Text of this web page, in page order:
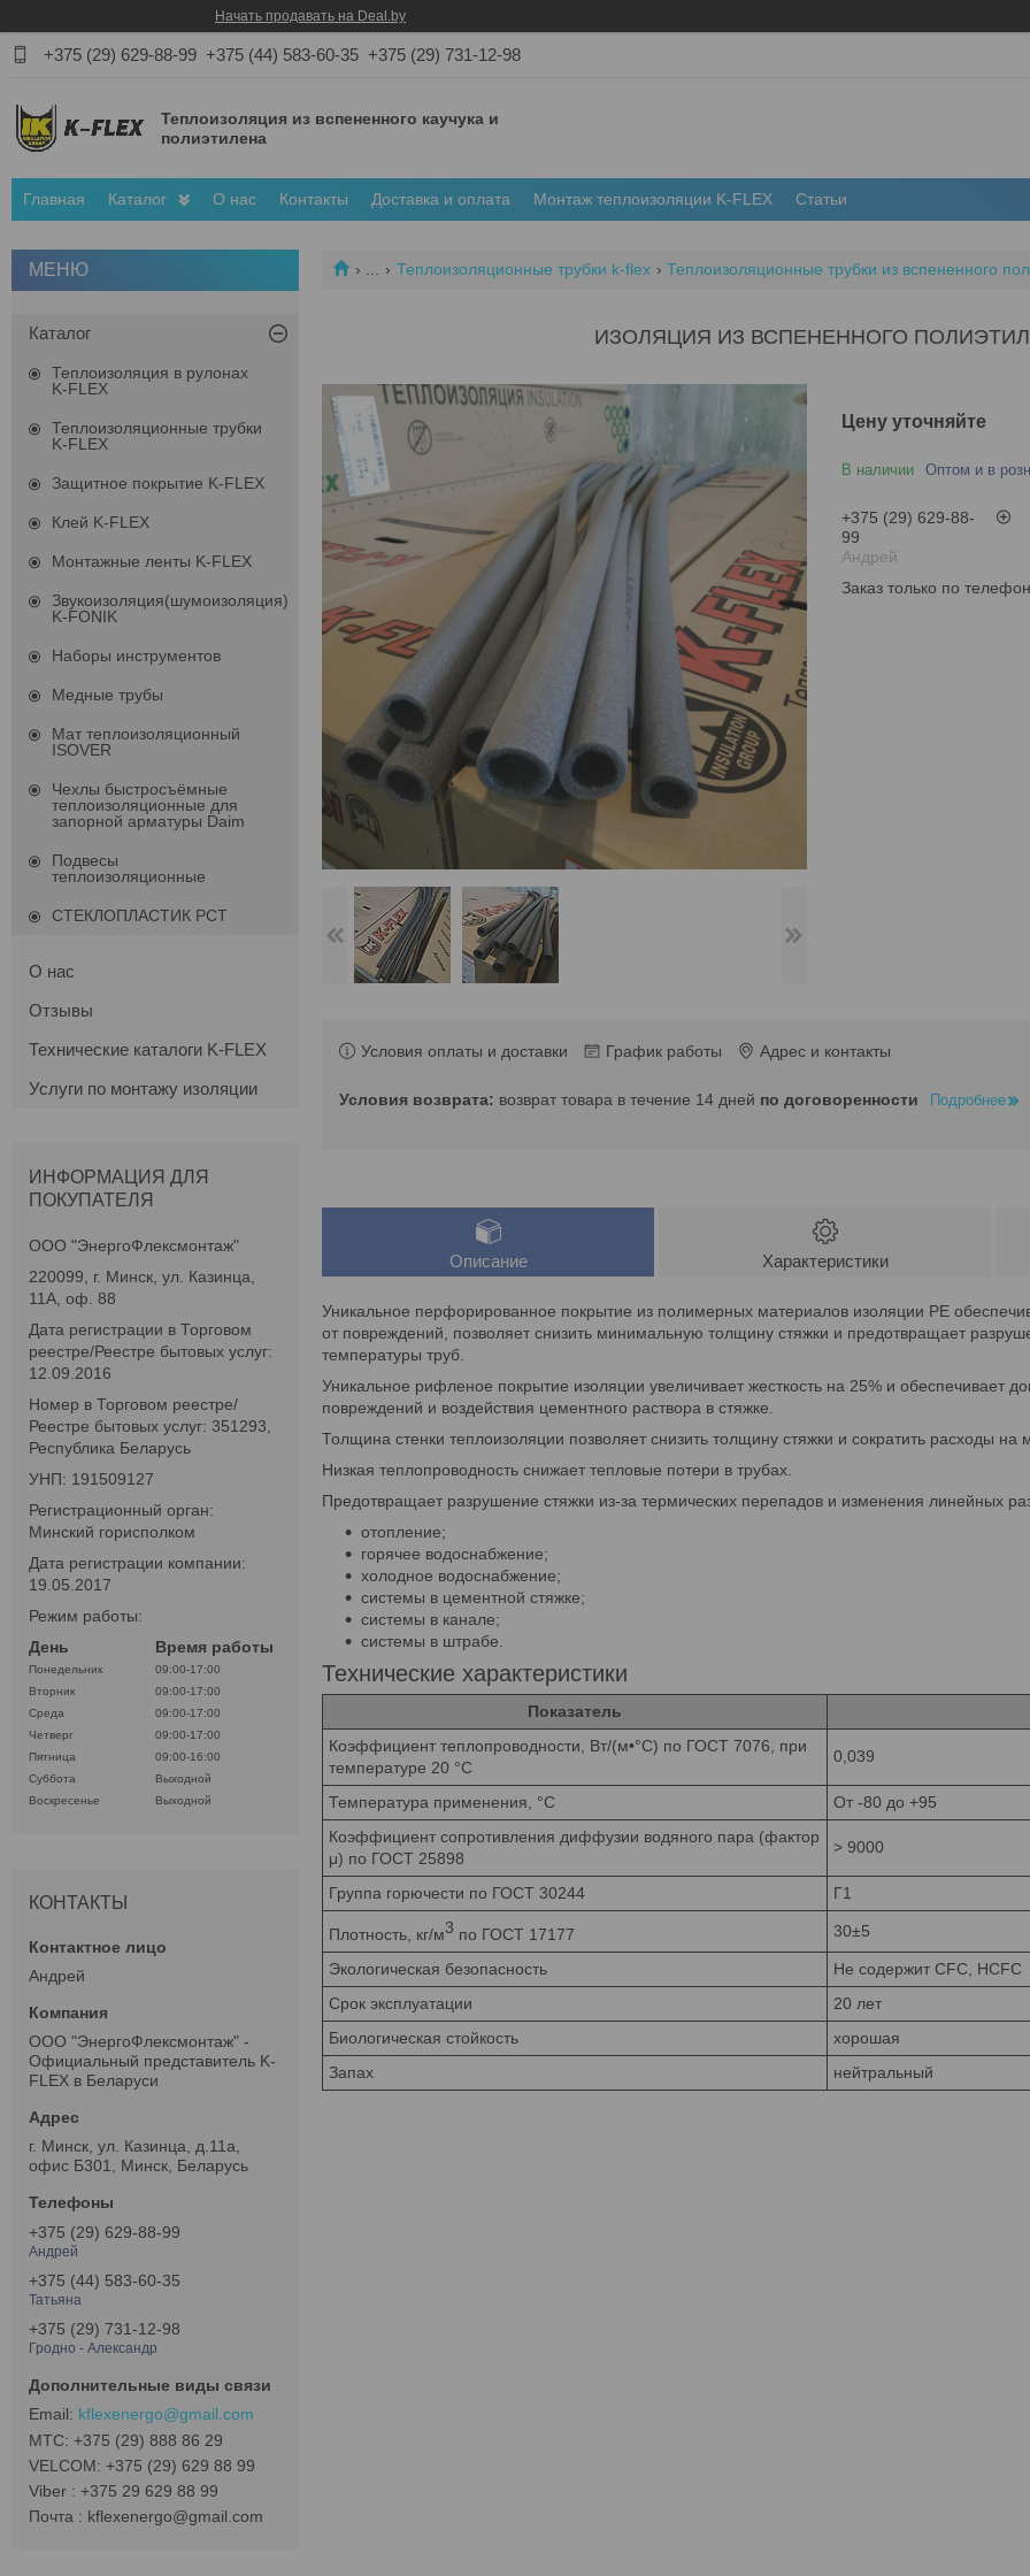
Начать продавать на Deal.by
+375 (29) 629-88-99 +375 (44) 583-60-35 +375 (29) 731-12-98
Теплоизоляция из вспененного каучука и
полиэтилена
Главная Каталог О нас Контакты Доставка и оплата Монтаж теплоизоляции K-FLEX Статьи
Теплоизоляционные трубки k-flex Теплоизоляционные трубки из вспененного
ИЗОЛЯЦИЯ ИЗ ВСПЕНЕННОГО
Цену уточняйте
В наличии Оптом и в
+375 (29) 629-88-
99
Андрей
Заказ только по
Условия оплаты и доставки График работы Адрес и контакты
возврат товара в течение 14 дней по договоренности Подробнее
Описание Характеристики
Уникальное перфорированное покрытие из полимерных материалов изоляции PE
от повреждений, позволяет снизить минимальную толщину стяжки и предотвращает
температуры труб.
Уникальное рифленое покрытие изоляции увеличивает жесткость на 25% и обеспечивает
повреждений и воздействия цементного раствора в стяжке.
Толщина стенки теплоизоляции позволяет снизить толщину стяжки и сократить расходы на
Низкая теплопроводность снижает тепловые потери в трубах.
Предотвращает разрушение стяжки из-за термических перепадов и изменения линейных
отопление;
горячее водоснабжение;
холодное водоснабжение;
системы в цементной стяжке;
системы в канале;
системы в штрабе.
Технические характеристики
Показатель
Коэффициент теплопроводности, Вт/(м•°C) по ГОСТ 7076, при
температуре 20 °С
0,039
Температура применения, °C
От -80 до +95
Коэффициент сопротивления диффузии водяного пара (фактор
μ) по ГОСТ 25898
> 9000
Группа горючести по ГОСТ 30244 Г1
Плотность, кг/м3 по ГОСТ 17177 30±5
Экологическая безопасность
Не содержит CFC, HCFC
Срок эксплуатации
20 лет
Биологическая стойкость
хорошая
Запах
нейтральный
Каталог
Теплоизоляция в рулонах
K-FLEX
Теплоизоляционные трубки
K-FLEX
Защитное покрытие K-FLEX
Клей K-FLEX
Монтажные ленты K-FLEX
Звукоизоляция(шумоизоляция)
K-FONIK
Наборы инструментов
Медные трубы
Мат теплоизоляционный
ISOVER
Чехлы быстросъёмные
теплоизоляционные для
запорной арматуры Daim
Подвесы
теплоизоляционные
СТЕКЛОПЛАСТИК РСТ
О нас
Отзывы
Технические каталоги K-FLEX
Услуги по монтажу изоляции
ИНФОРМАЦИЯ ДЛЯ
ПОКУПАТЕЛЯ
ООО "ЭнергоФлексмонтаж"
220099, г. Минск, ул. Казинца,
11А, оф. 88
Дата регистрации в Торговом
реестре/Реестре бытовых услуг:
12.09.2016
Номер в Торговом реестре/
Реестре бытовых услуг: 351293,
Республика Беларусь
УНП: 191509127
Регистрационный орган:
Минский горисполком
Дата регистрации компании:
19.05.2017
Режим работы:
День
Время работы
Понедельник
09:00-17:00
Вторник
09:00-17:00
Среда
09:00-17:00
Четверг
09:00-17:00
Пятница
09:00-16:00
Суббота
Выходной
Воскресенье
Выходной
КОНТАКТЫ
Андрей
ООО "ЭнергоФлексмонтаж" -
Официальный представитель K-
FLEX в Беларуси
г. Минск, ул. Казинца, д.11а,
офис Б301, Минск, Беларусь
+375 (29) 629-88-99
Андрей
+375 (44) 583-60-35
Татьяна
+375 (29) 731-12-98
Гродно - Александр
kflexenergo@gmail.com
МТС +375 (29) 888 86 29
VELCOM +375 (29) 629 88 99
Viber
+375 29 629 88 99
Почта
kflexenergo@gmail.com